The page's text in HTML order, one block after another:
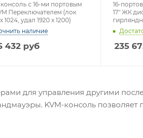
консоль с 16-ми портовым
Переключателем (лок
1024, удал 1920 x 1200)
наличие
432руб
16-
17" ЖК
5e/6,
235
для управления другими
KVM-консоль позволяет